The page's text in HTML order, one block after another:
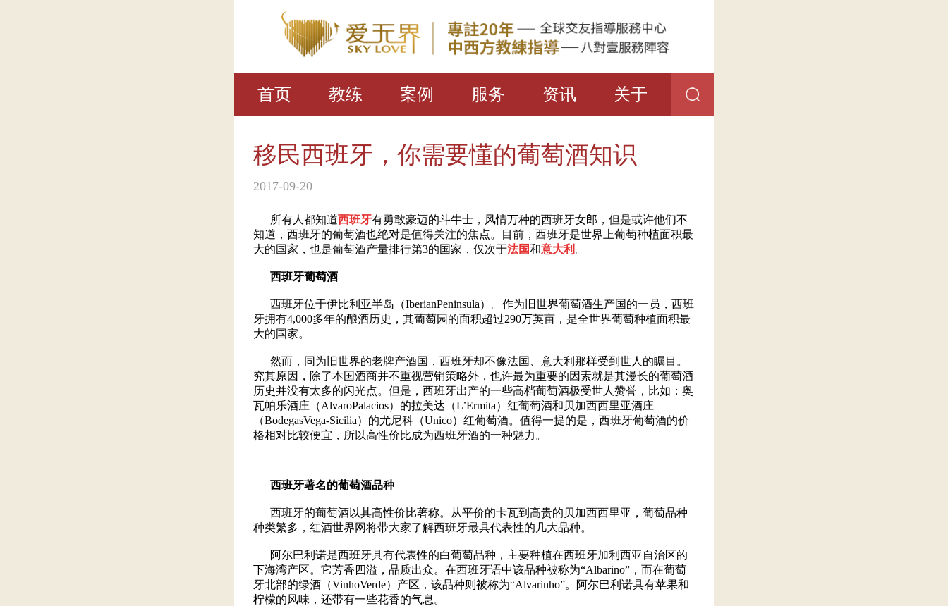
首页 教练 案例 服务 资讯 关于
移民西班牙，你需要懂的葡萄酒知识
2017-09-20
所有人都知道西班牙有勇敢豪迈的斗牛士，风情万种的西班牙女郎，但是或许他们不
知道，西班牙的葡萄酒也绝对是值得关注的焦点。目前，西班牙是世界上葡萄种植面积最
大的国家，也是葡萄酒产量排行第3的国家，仅次于法国和意大利 。
西班牙葡萄酒
西班牙位于伊比利亚半岛（IberianPeninsula）。作为旧世界葡萄酒生产国的一员，西班
牙拥有4,000多年的酿酒历史，其葡萄园的面积超过290万英亩，是全世界葡萄种植面积最
大的国家。
然而，同为旧世界的老牌产酒国，西班牙却不像法国、意大利那样受到世人的瞩目。
究其原因，除了本国酒商并不重视营销策略外，也许最为重要的因素就是其漫长的葡萄酒
历史并没有太多的闪光点。但是，西班牙出产的一些高档葡萄酒极受世人赞誉，比如：奥
瓦帕乐酒庄（AlvaroPalacios）的拉美达（L’Ermita）红葡萄酒和贝加西西里亚酒庄
（BodegasVega-Sicilia）的尤尼科（Unico）红葡萄酒。值得一提的是，西班牙葡萄酒的价
格相对比较便宜，所以高性价比成为西班牙酒的一种魅力。
西班牙著名的葡萄酒品种
西班牙的葡萄酒以其高性价比著称。从平价的卡瓦到高贵的贝加西西里亚，葡萄品种
种类繁多，红酒世界网将带大家了解西班牙最具代表性的几大品种。
阿尔巴利诺是西班牙具有代表性的白葡萄品种，主要种植在西班牙加利西亚自治区的
下海湾产区。它芳香四溢，品质出众。在西班牙语中该品种被称为“Albarino”，而在葡萄
牙北部的绿酒（VinhoVerde）产区，该品种则被称为“Alvarinho”。阿尔巴利诺具有苹果和
柠檬的风味，还带有一些花香的气息。